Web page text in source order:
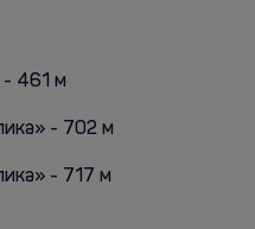
- 461 м
- 702 м
- 717 м